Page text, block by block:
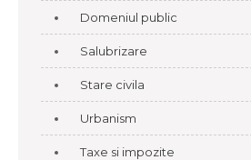
Domeniul public
Salubrizare
Stare civila
Urbanism
Taxe si impozite